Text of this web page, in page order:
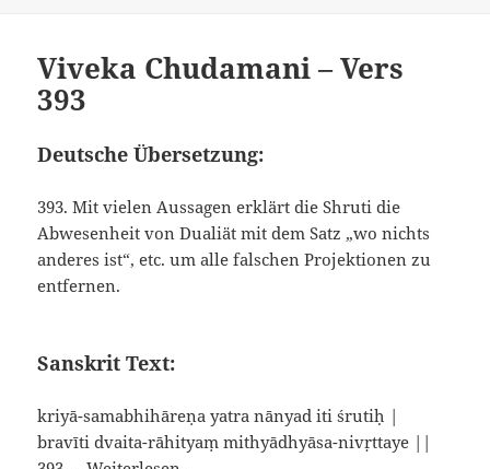
Viveka Chudamani – Vers
393
Deutsche Übersetzung:
393. Mit vielen Aussagen erklärt die Shruti die
Abwesenheit von Dualiät mit dem Satz „wo nichts
anderes ist“, etc. um alle falschen Projektionen zu
entfernen.
Sanskrit Text:
kriyā-samabhihāreṇa yatra nānyad iti śrutiḥ |
bravīti dvaita-rāhityaṃ mithyādhyāsa-nivṛttaye ||